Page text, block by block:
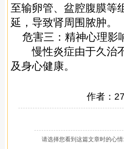
至输卵管、盆腔腹膜等
延，导致肾周围脓肿。
危害三：精神心理影
慢性炎症由于久治不
及身心健康。
作者：
请选择您看到这篇文章时的心情